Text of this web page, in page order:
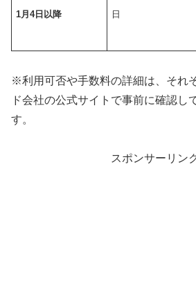
1月4日以降 日
※利用可否や手数料の詳細は、それ
ド会社の公式サイトで事前に確認し
す。
スポンサーリン